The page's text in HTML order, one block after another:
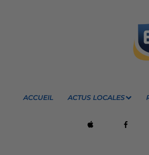
ACCUEIL ACTUS LOCALES